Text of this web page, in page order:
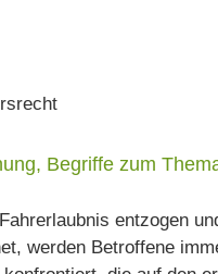
Begriffe zum
entzogen
werden Betroffene